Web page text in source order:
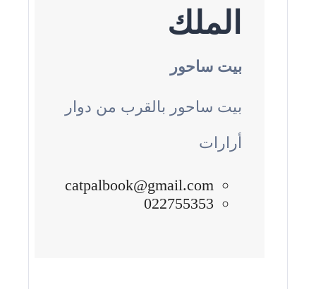
الملك
بيت ساحور
بيت ساحور بالقرب من دوار
أرارات
catpalbook@gmail.com
022755353